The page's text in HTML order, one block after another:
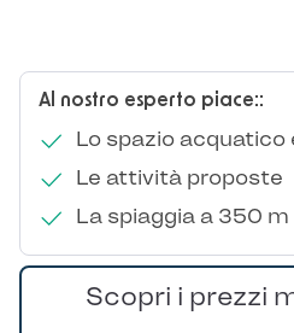
Al nostro esperto piace::
Lo spazio acquatico
Le attività proposte
La spiaggia a 350 m
Scopri i prezzi